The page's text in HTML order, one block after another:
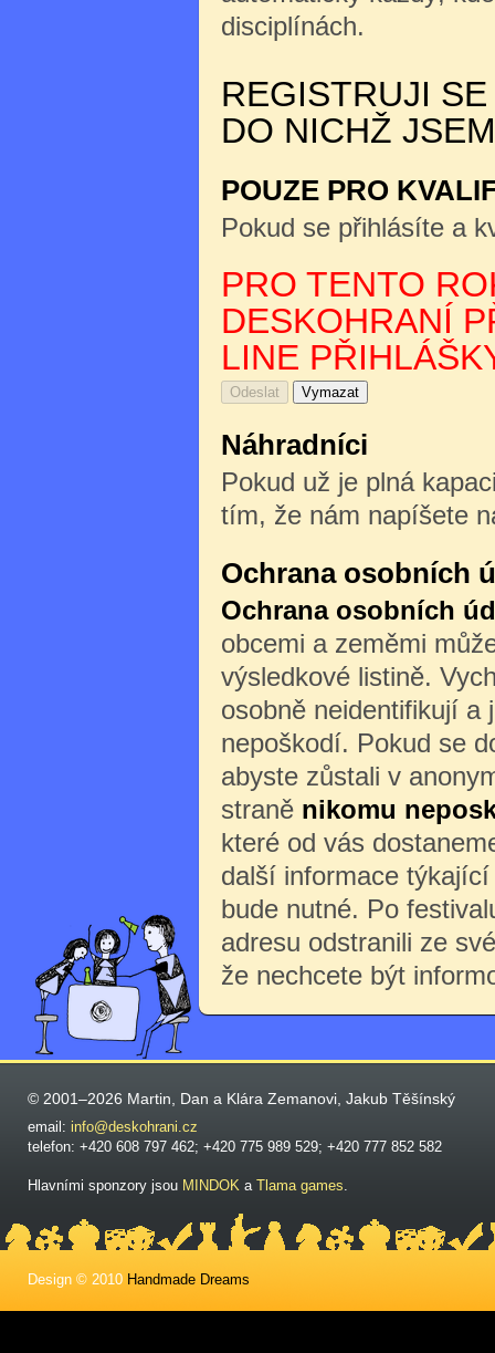
disciplínách.
REGISTRUJI
DO NICHŽ
POUZE PRO
Pokud se přihlásíte a
PRO TENTO
DESKOHRANÍ
LINE
Náhradníci
Pokud už je plná
tím, že nám napíšete
Ochrana osobních
Ochrana osobních
obcemi a zeměmi
výsledkové listině.
osobně neidentifikují a
nepoškodí. Pokud se
abyste zůstali v
straně nikomu
které od vás
další informace
bude nutné. Po
adresu odstranili ze
že nechcete být
© 2001–2026 Martin, Dan a Klára Zemanovi, Jakub Těšínský
email: info@deskohrani.cz
telefon: +420 608 797 462; +420 775 989 529; +420 777 852 582
Hlavními sponzory jsou MINDOK a Tlama games.
Design © 2010 Handmade Dreams